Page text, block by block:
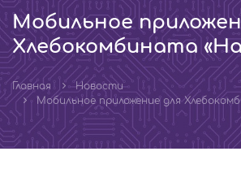
Мобильное
Хлебокомбината
Главная
Новости
Мобильное приложение для